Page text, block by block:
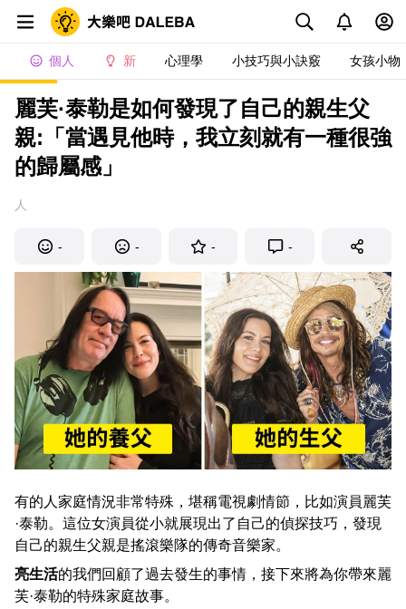
個人 新 心理學 小技巧與小訣竅 女孩小物
麗芙·泰勒是如何發現了自己的親生父
親:「當遇見他時，我立刻就有一種很強
的歸屬感」
人
- - - -
有的人家庭情況非常特殊，堪稱電視劇情節，比如演員麗芙
·泰勒。這位女演員從小就展現出了自己的偵探技巧，發現
自己的親生父親是搖滾樂隊的傳奇音樂家。
亮生活的我們回顧了過去發生的事情，接下來將為你帶來麗
芙·泰勒的特殊家庭故事。